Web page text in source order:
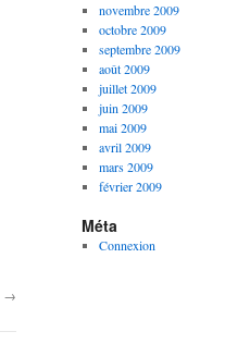
→
novembre 2009
octobre 2009
septembre 2009
août 2009
juillet 2009
juin 2009
mai 2009
avril 2009
mars 2009
février 2009
Méta
Connexion